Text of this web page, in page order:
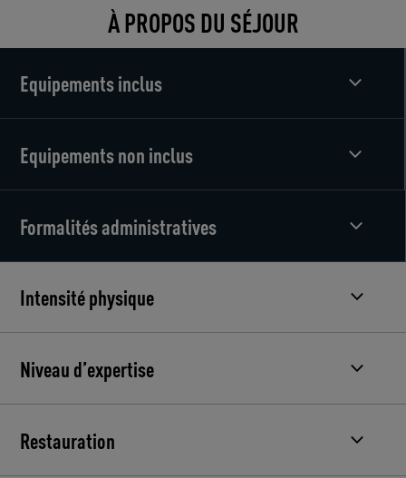
À PROPOS DU SÉJOUR
Equipements inclus
Equipements non inclus
Formalités administratives
Intensité physique
Niveau d’expertise
Restauration